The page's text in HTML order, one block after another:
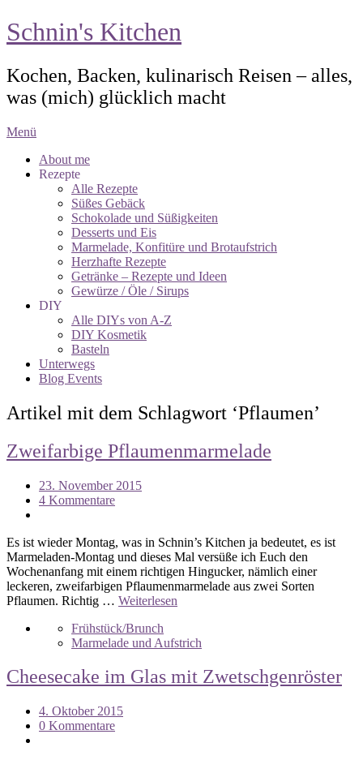
Schnin's Kitchen
Kochen, Backen, kulinarisch Reisen – alles,
was (mich) glücklich macht
Menü
About me
Rezepte
Alle Rezepte
Süßes Gebäck
Schokolade und Süßigkeiten
Desserts und Eis
Marmelade, Konfitüre und Brotaufstrich
Herzhafte Rezepte
Getränke – Rezepte und Ideen
Gewürze / Öle / Sirups
DIY
Alle DIYs von A-Z
DIY Kosmetik
Basteln
Unterwegs
Blog Events
Artikel mit dem Schlagwort ‘Pflaumen’
Zweifarbige Pflaumenmarmelade
23. November 2015
4 Kommentare
Es ist wieder Montag, was in Schnin’s Kitchen ja bedeutet, es ist
Marmeladen-Montag und dieses Mal versüße ich Euch den
Wochenanfang mit einem richtigen Hingucker, nämlich einer
leckeren, zweifarbigen Pflaumenmarmelade aus zwei Sorten
Pflaumen. Richtig … Weiterlesen
Frühstück/Brunch
Marmelade und Aufstrich
Cheesecake im Glas mit Zwetschgenröster
4. Oktober 2015
0 Kommentare